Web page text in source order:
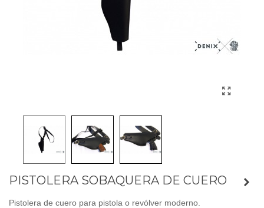
PISTOLERA SOBAQUERA DE CUERO
Pistolera de cuero para pistola o revólver moderno.